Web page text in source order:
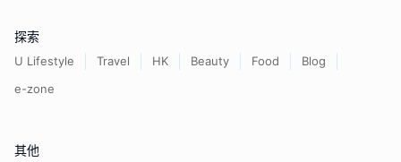
探索
U Lifestyle Travel HK Beauty Food
Blog
e-zone
其他